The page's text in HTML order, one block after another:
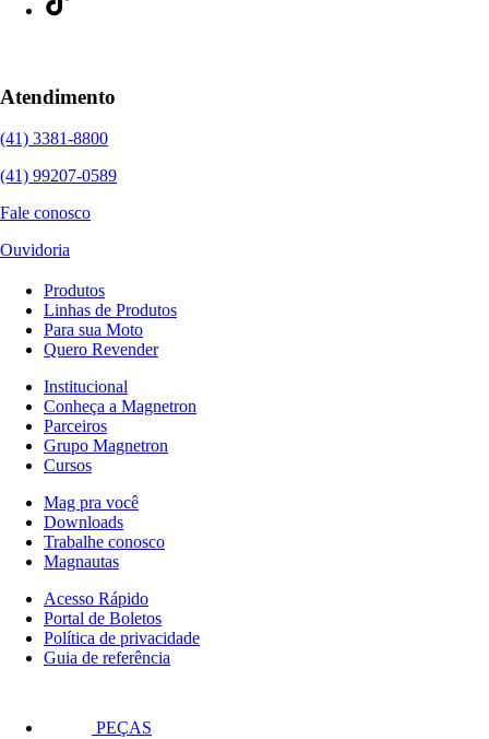
Atendimento
(41) 3381-8800
(41) 99207-0589
Fale conosco
Ouvidoria
Produtos
Linhas de Produtos
Para sua Moto
Quero Revender
Institucional
Conheça a Magnetron
Parceiros
Grupo Magnetron
Cursos
Mag pra você
Downloads
Trabalhe conosco
Magnautas
Acesso Rápido
Portal de Boletos
Política de privacidade
Guia de referência
PEÇAS